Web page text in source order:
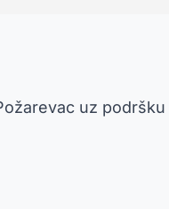
uz